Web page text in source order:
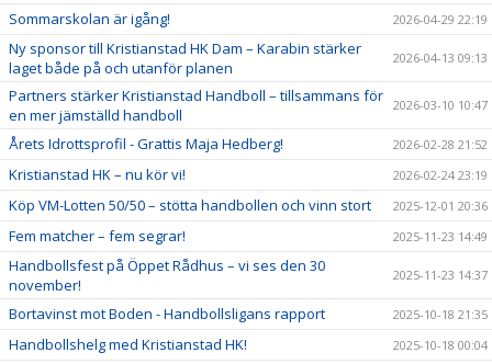
Sommarskolan är igång! 2026-04-29 22:19
Ny sponsor till Kristianstad HK Dam – Karabin stärker
laget både på och utanför planen
2026-04-13 09:13
Partners stärker Kristianstad Handboll – tillsammans för
en mer jämställd handboll
2026-03-10 10:47
Årets Idrottsprofil - Grattis Maja Hedberg! 2026-02-28 21:52
Kristianstad HK – nu kör vi! 2026-02-24 23:19
Köp VM-Lotten 50/50 – stötta handbollen och vinn stort 2025-12-01 20:36
Fem matcher – fem segrar! 2025-11-23 14:49
Handbollsfest på Öppet Rådhus – vi ses den 30
november!
2025-11-23 14:37
Bortavinst mot Boden - Handbollsligans rapport 2025-10-18 21:35
Handbollshelg med Kristianstad HK! 2025-10-18 00:04